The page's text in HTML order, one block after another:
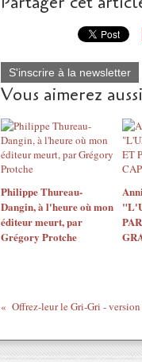
S'inscrire à la newsletter
Vous aimerez
Philippe Thureau-
Dangin, à l'heure où mon
éditeur meurt, par
Grégory Protche
Offrez-leur le Gri-Gri -